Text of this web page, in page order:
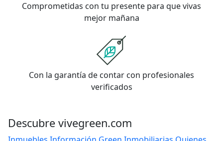
Comprometidas con tu presente para que vivas
mejor mañana
Con la garantía de contar con profesionales
verificados
Descubre vivegreen.com